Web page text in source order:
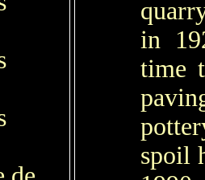
in
time
spoil